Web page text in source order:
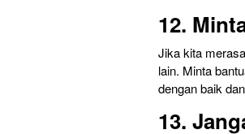
12.
Jika kita
lain. Minta
dengan baik
13.